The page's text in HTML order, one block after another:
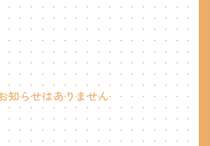
知らせはありません